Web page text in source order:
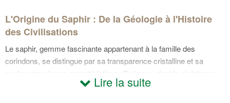
L'Origine du Saphir : De la Géologie à l'Histoire
des Civilisations
Le saphir, gemme fascinante appartenant à la famille des
corindons, se distingue par sa transparence cristalline et sa
couleur azuréenne caractéristique. Ce joyau, dont la résistance
exceptionnelle lui confère une dureté de 9 sur l'échelle de Mohs,
Lire la suite